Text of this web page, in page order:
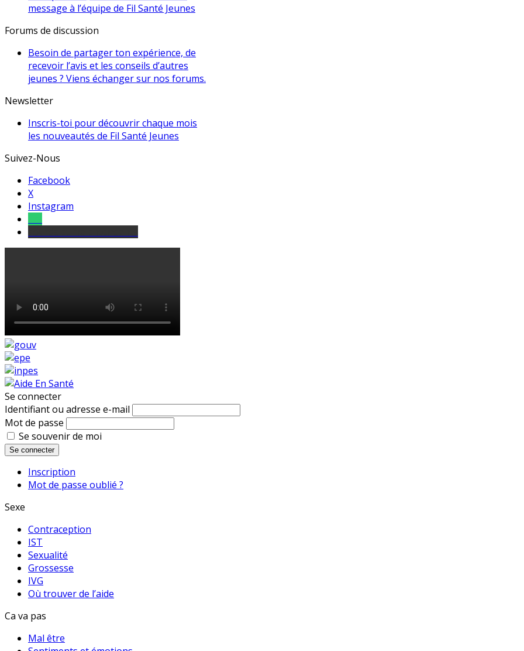
message à l’équipe de Fil Santé Jeunes
Forums de discussion
Besoin de partager ton expérience, de
recevoir l’avis et les conseils d’autres
jeunes ? Viens échanger sur nos forums.
Newsletter
Inscris-toi pour découvrir chaque mois
les nouveautés de Fil Santé Jeunes
Suivez-Nous
Facebook
X
Instagram
Se connecter
Identifiant ou adresse e-mail
Mot de passe
Se souvenir de moi
Se connecter
Inscription
Mot de passe oublié ?
Sexe
Contraception
IST
Sexualité
Grossesse
IVG
Où trouver de l’aide
Ca va pas
Mal être